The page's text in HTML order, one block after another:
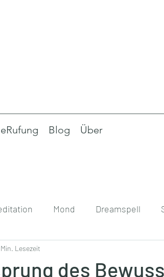
Blog Über
Mond Dreamspell
des
Lesezeit